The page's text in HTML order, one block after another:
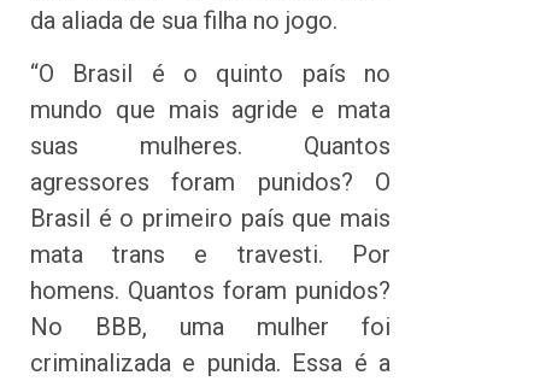
da aliada de sua filha no jogo.
“O Brasil é o quinto país no
mundo que mais agride e mata
suas mulheres. Quantos
agressores foram punidos? O
Brasil é o primeiro país que mais
mata trans e travesti. Por
homens. Quantos foram punidos?
No BBB, uma mulher foi
criminalizada e punida. Essa é a